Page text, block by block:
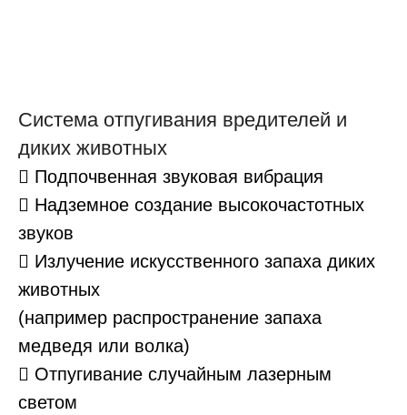
Система отпугивания вредителей и
диких животных
 Подпочвенная звуковая вибрация
 Надземное создание высокочастотных
звуков
 Излучение искусственного запаха диких
животных
(например распространение запаха
медведя или волка)
 Отпугивание случайным лазерным
светом